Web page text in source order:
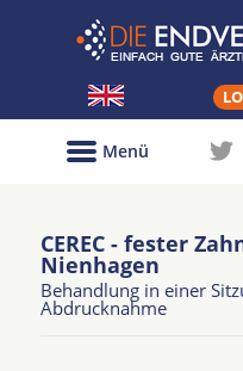
Menü
CEREC - fester
Nienhagen
Behandlung in einer
Abdrucknahme